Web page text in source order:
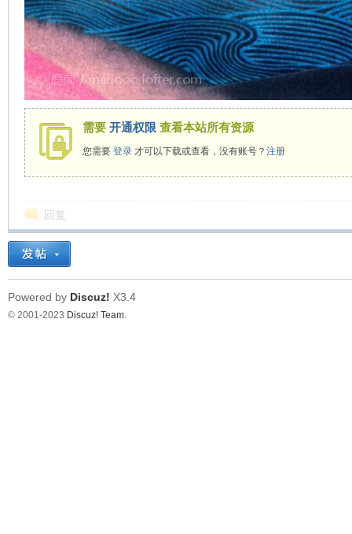
需要 开通权限 查看本站所有资源
您需要 登录才可以下载或查看，没有账号？ 注册
回复
Powered by Discuz! X3.4
© 2001-2023 Discuz! Team.